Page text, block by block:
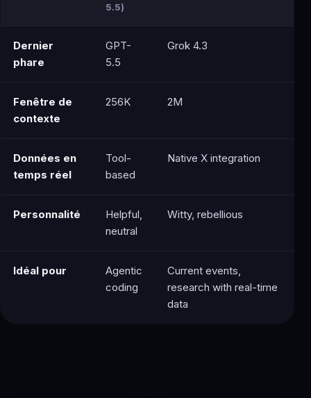
5.5)
Dernier
phare
GPT-
5.5
Grok 4.3
Fenêtre de
contexte
256K 2M
Données en
temps réel
Tool-
based
Native X integration
Personnalité
Helpful,
neutral
Witty, rebellious
Idéal pour
Agentic
coding
Current events,
research with real-time
data